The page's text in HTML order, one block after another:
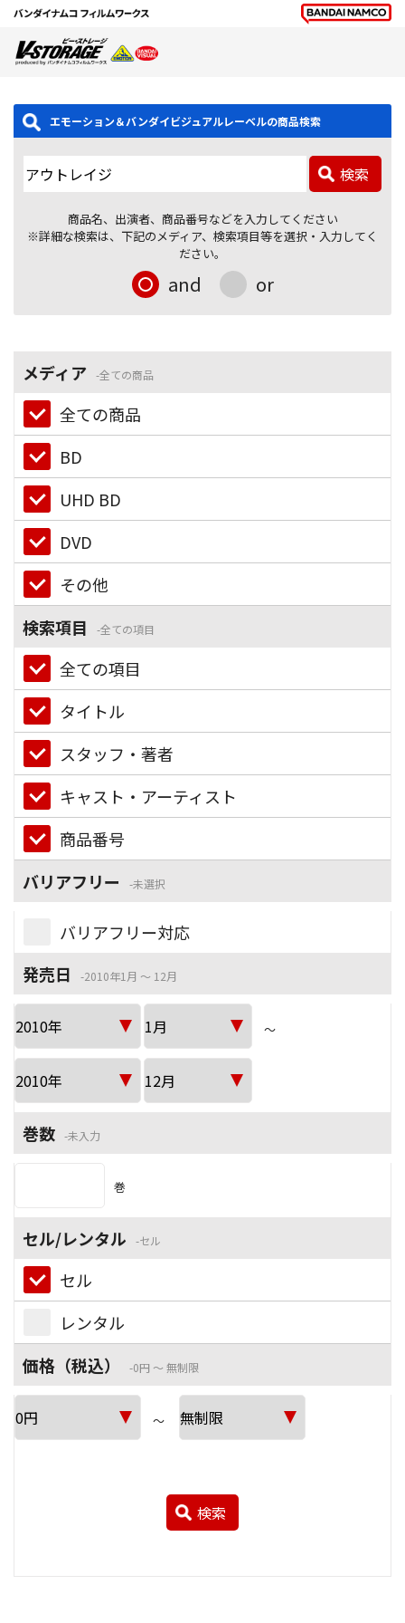
エモーション＆バンダイビジュアルレーベルの商品検索
検索
商品名、出演者、商品番号などを入力してください
※詳細な検索は、下記のメディア、検索項目等を選択・入力してく
ださい。
and or
メディア 全ての商品
全ての商品
BD
UHD BD
DVD
その他
検索項目
全ての項目
全ての項目
タイトル
スタッフ・著者
キャスト・アーティスト
商品番号
バリアフリー
未選択
バリアフリー対応
発売日
2010年1月 ～ 12月
～
巻数 未入力
巻
セル/レンタル セル
セル
レンタル
価格（税込）
0円 ～ 無制限
～
検索